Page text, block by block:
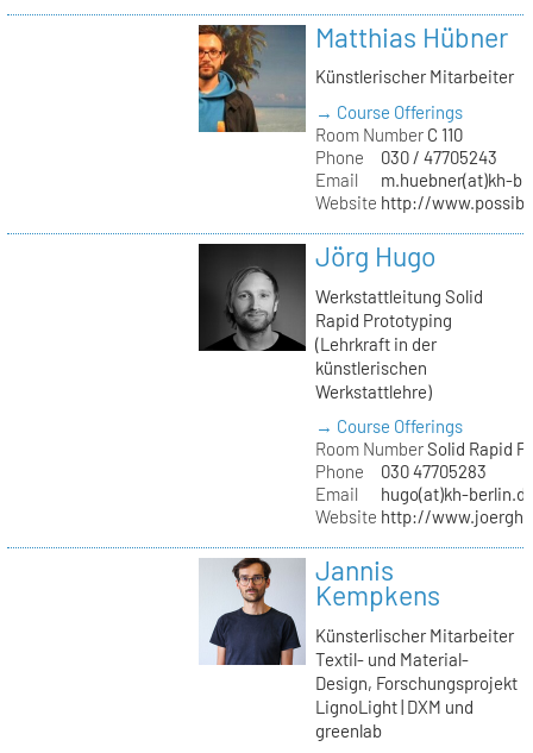
Matthias Hübner
Künstlerischer Mitarbeiter
→ Course Offerings
Room NumberC 110
Phone
030 / 47705243
Email
m.huebner(at)kh-
Website http://
Jörg Hugo
Werkstattleitung Solid
Rapid Prototyping
(Lehrkraft in der
künstlerischen
Werkstattlehre)
→ Course Offerings
Room NumberSolid Rapid
Phone
030 47705283
Email
hugo(at)kh-
Website http://
Jannis
Kempkens
Künsterlischer Mitarbeiter
Textil- und Material-
Design, Forschungsprojekt
LignoLight | DXM und
greenlab